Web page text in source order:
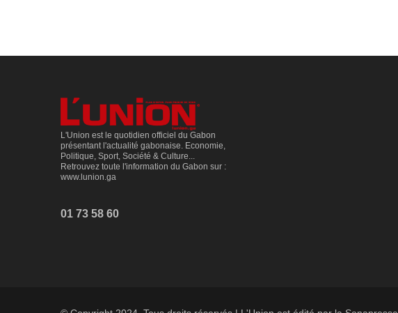
L'Union est le quotidien officiel du Gabon
présentant l'actualité gabonaise. Economie,
Politique, Sport, Société & Culture...
Retrouvez toute l'information du Gabon sur :
www.lunion.ga
01 73 58 60